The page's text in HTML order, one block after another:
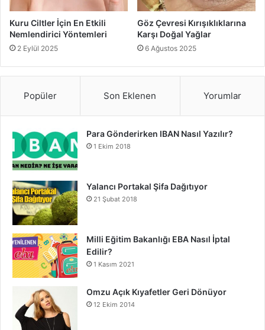
Kısacası, cilt bakımı sadece sabah ve akşam uygulanan
rutinlerden ibaret değildir. Yattığımız yastığın temizliği ve
hijyenine dikkat etmek, cilt bakımının görünmez ama etkili
cildinizde fark edilir bir iyileşme sağlayacak ve cilt bakım
ürünlerinizin etkisini artıracaktır.
Cilt Bakımı Cilt Bakımında Hijyenin Önemi
Cilt Bakımında Yastık Kılıfı
Kuru Ciltler İçin En Etkili
Nemlendirici Yöntemleri
2 Eylül 2025
Göz Çevresi Kırışıklıklarına
Karşı Doğal Yağlar
6 Ağustos 2025
Popüler Son Eklenen Yorumlar
Para Gönderirken IBAN Nasıl Yazılır?
1 Ekim 2018
Yalancı Portakal Şifa Dağıtıyor
21 Şubat 2018
Milli Eğitim Bakanlığı EBA Nasıl İptal
Edilir?
1 Kasım 2021
Omzu Açık Kıyafetler Geri Dönüyor
12 Ekim 2014